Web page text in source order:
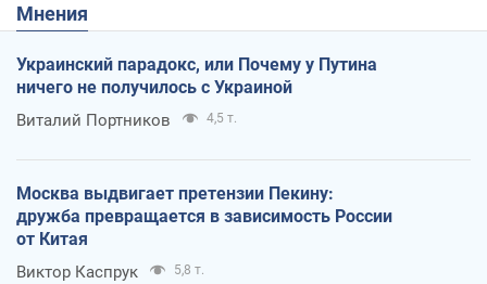
Мнения
Украинский парадокс, или Почему у Путина
ничего не получилось с Украиной
Виталий Портников 4,5 т.
Москва выдвигает претензии Пекину:
дружба превращается в зависимость России
от Китая
Виктор Каспрук 5,8 т.